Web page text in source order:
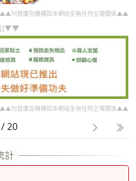
▲▲刊登廣告機構與本網站全無任何立場關係▲▲
]▼▼
▲▲刊登廣告機構與本網站全無任何立場關係▲▲
20